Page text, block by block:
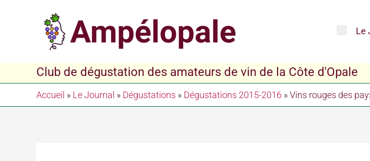
Le
Club de dégustation des amateurs de vin de la Côte d'Opale
Accueil » Le Journal » Dégustations » Dégustations 2015-2016 »Vins rouges des